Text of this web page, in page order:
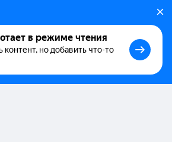
в режиме чтения
но добавить что-то